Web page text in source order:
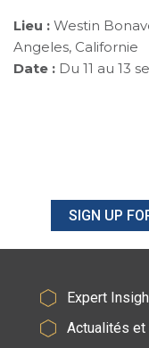
Lieu : Westin
Angeles, Californie
Date : Du 11 au 13
SIGN UP
Expert
Actualités et